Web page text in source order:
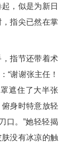
，似是为新日
指尖已然在掌
指节还带着术
“谢谢张主任！
遮住了大半张
身时特意放轻
口。”她轻轻揭
没有冰凉的触